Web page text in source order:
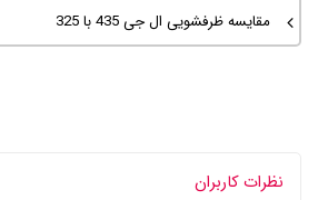
مقایسه ظرفشویی ال جی 435 با 325
نظرات کاربران